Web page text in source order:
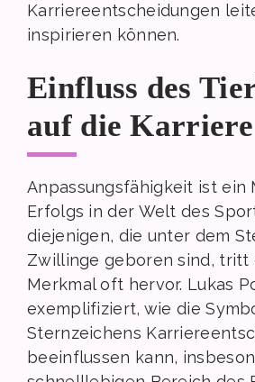
Karriereentscheidungen
inspirieren können.
Einfluss des
auf die Karriere
Anpassungsfähigkeit ist ein
Erfolgs in der Welt des
diejenigen, die unter dem
Zwillinge geboren sind, tritt
Merkmal oft hervor. Lukas
exemplifiziert, wie die
Sternzeichens
beeinflussen kann,